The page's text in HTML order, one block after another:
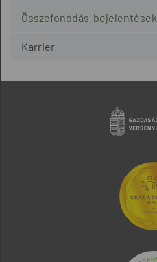
Összefonódás-bejelentések
Karrier